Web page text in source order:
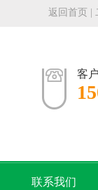
返回首页
客
联系我们